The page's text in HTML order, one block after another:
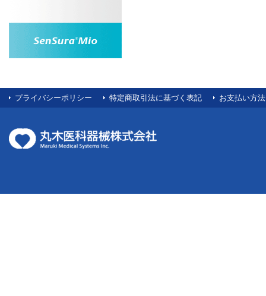
プライバシーポリシー 特定商取引法に基づく表記 お支払い方